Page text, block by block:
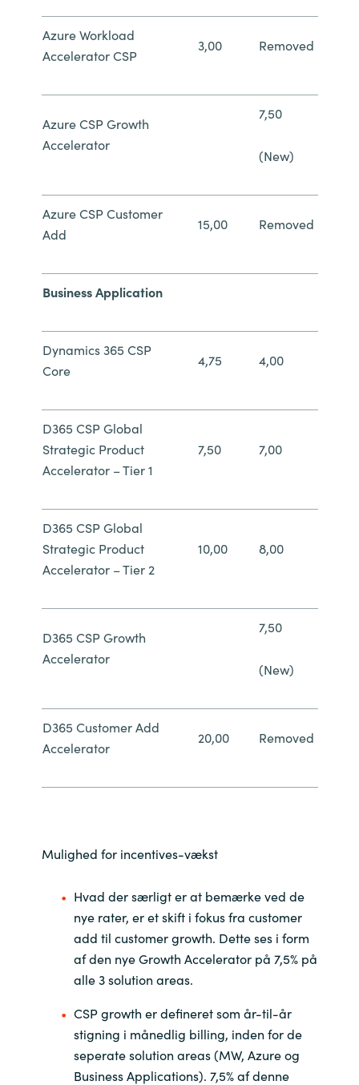
Azure Workload
Accelerator CSP
3,00 Removed
Azure CSP Growth
Accelerator
7,50
(New)
Azure CSP Customer
Add
15,00 Removed
Business Application
Dynamics 365 CSP
Core
4,75 4,00
D365 CSP Global
Strategic Product
Accelerator – Tier 1
7,50 7,00
D365 CSP Global
Strategic Product
Accelerator – Tier 2
10,00 8,00
D365 CSP Growth
Accelerator
7,50
(New)
D365 Customer Add
Accelerator
20,00 Removed
Mulighed for incentives-vækst
Hvad der særligt er at bemærke ved de
nye rater, er et skift i fokus fra customer
add til customer growth. Dette ses i form
af den nye Growth Accelerator på 7,5% på
alle 3 solution areas.
CSP growth er defineret som år-til-år
stigning i månedlig billing, inden for de
seperate solution areas (MW, Azure og
Business Applications). 7,5% af denne